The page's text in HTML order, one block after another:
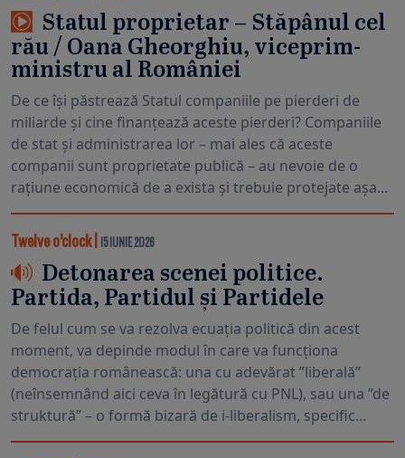
Statul proprietar – Stăpânul cel
rău / Oana Gheorghiu, viceprim-
ministru al României
De ce își păstrează Statul companiile pe pierderi de
miliarde și cine finanțează aceste pierderi? Companiile
de stat și administrarea lor – mai ales că aceste
companii sunt proprietate publică – au nevoie de o
rațiune economică de a exista și trebuie protejate așa...
Twelve o’clock| 15 IUNIE 2026
Detonarea scenei politice.
Partida, Partidul și Partidele
De felul cum se va rezolva ecuația politică din acest
moment, va depinde modul în care va funcționa
democrația românească: una cu adevărat ”liberală”
(neînsemnând aici ceva în legătură cu PNL), sau una ”de
struktură” – o formă bizară de i-liberalism, specific...